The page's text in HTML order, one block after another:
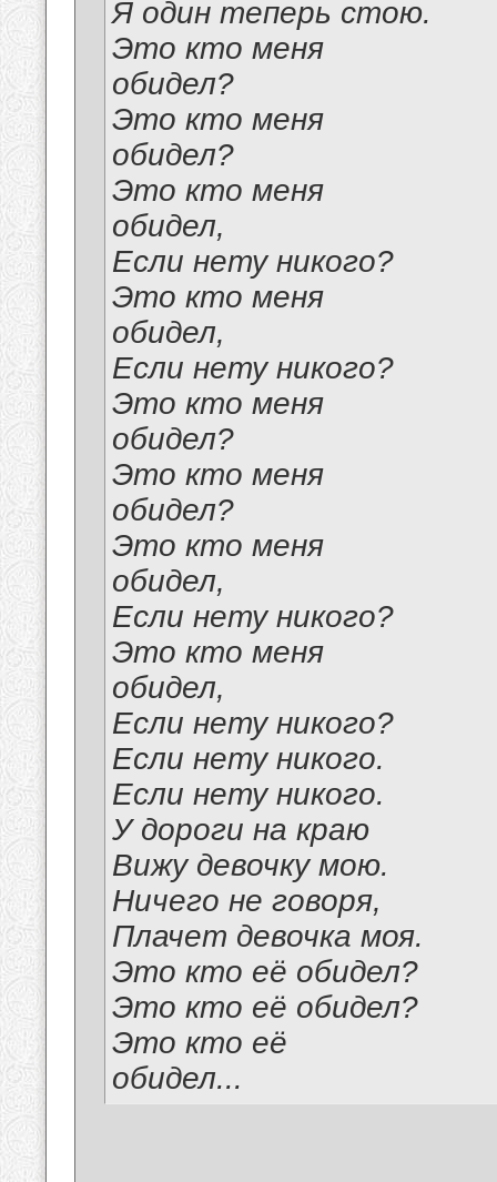
Я один теперь стою.
Это кто меня
обидел?
Это кто меня
обидел?
Это кто меня
обидел,
Если нету никого?
Это кто меня
обидел,
Если нету никого?
Это кто меня
обидел?
Это кто меня
обидел?
Это кто меня
обидел,
Если нету никого?
Это кто меня
обидел,
Если нету никого?
Если нету никого.
Если нету никого.
У дороги на краю
Вижу девочку мою.
Ничего не говоря,
Плачет девочка моя.
Это кто её обидел?
Это кто её обидел?
Это кто её
обидел...